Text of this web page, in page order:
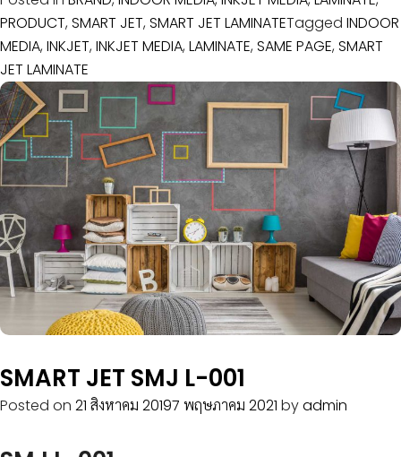
PRODUCT, SMART JET, SMART JET LAMINATETagged INDOOR
MEDIA, INKJET, INKJET MEDIA, LAMINATE, SAME PAGE, SMART
JET LAMINATE
SMART JET SMJ L-001
Posted on 21 สิงหาคม 20197 พฤษภาคม 2021 byadmin